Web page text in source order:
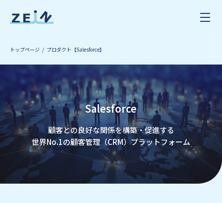
トップページ プロダクト【Salesforce】
Salesforce
顧客との良好な関係を構築・促進する
世界No.1の顧客管理（CRM）プラットフォーム